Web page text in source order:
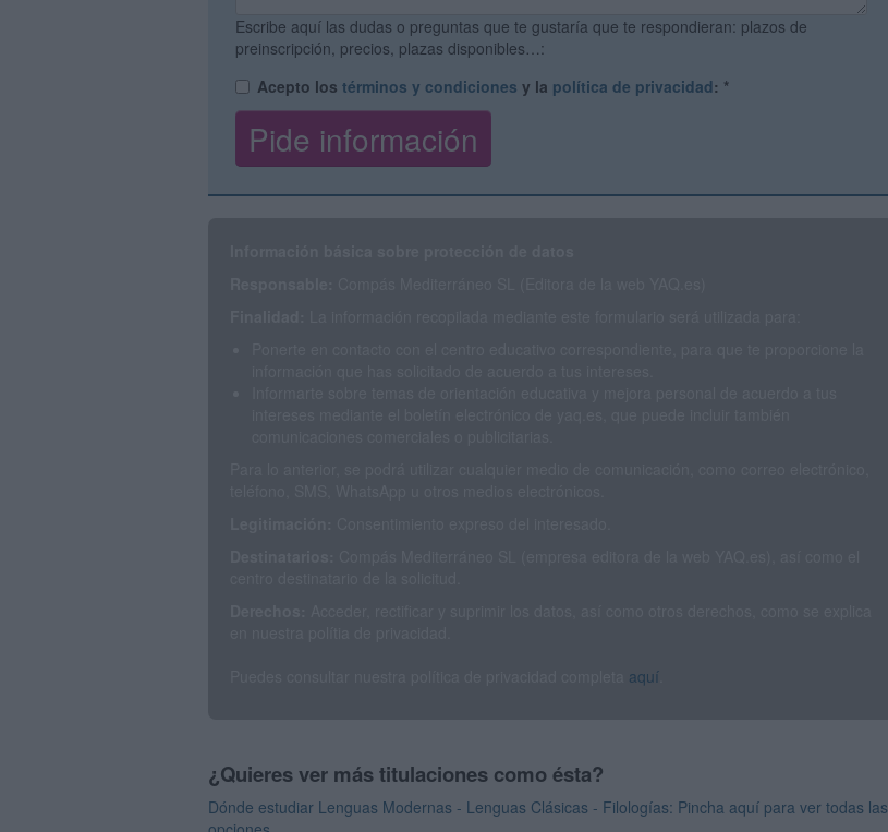
Escribe aquí las dudas o preguntas que te gustaría que te respondieran: plazos de
preinscripción, precios, plazas disponibles…:
Acepto los términos y condiciones y la política de privacidad: *
aquí
¿Quieres ver más titulaciones como ésta?
Dónde estudiar Lenguas Modernas - Lenguas Clásicas - Filologías: Pincha aquí para ver todas las